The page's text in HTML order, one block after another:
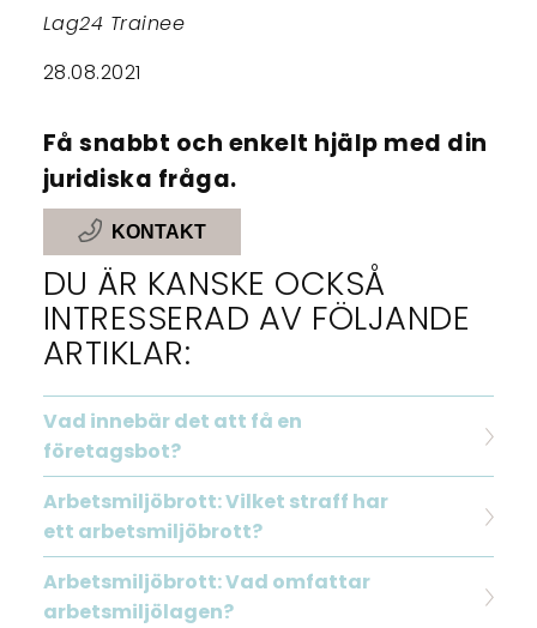
Lag24 Trainee
28.08.2021
Få snabbt och enkelt hjälp med din
juridiska fråga.
KONTAKT
DU ÄR KANSKE OCKSÅ
INTRESSERAD AV FÖLJANDE
ARTIKLAR:
Vad innebär det att få en
företagsbot?
Arbetsmiljöbrott: Vilket straff har
ett arbetsmiljöbrott?
Arbetsmiljöbrott: Vad omfattar
arbetsmiljölagen?